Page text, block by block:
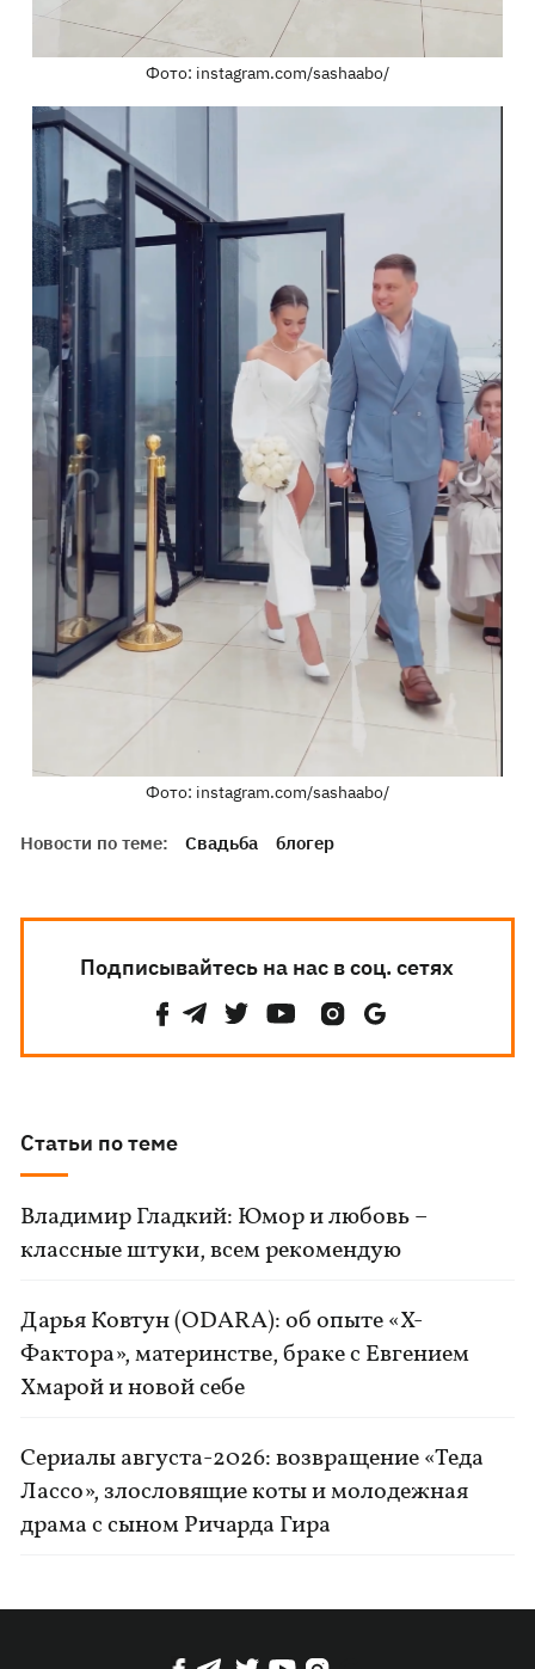
Фото: instagram.com/sashaabo/
Фото: instagram.com/sashaabo/
Новости по теме: Свадьба блогер
Подписывайтесь на нас в соц. сетях
Статьи по теме
Владимир Гладкий: Юмор и любовь –
классные штуки, всем рекомендую
Дарья Ковтун (ODARA): об опыте «Х-
Фактора», материнстве, браке с Евгением
Хмарой и новой себе
Сериалы августа-2026: возвращение «Теда
Лассо», злословящие коты и молодежная
драма с сыном Ричарда Гира